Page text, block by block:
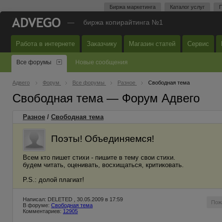
Биржа маркетинга Каталог услуг
— биржа копирайтинга №1
Работа в интернете Заказчику Магазин статей Сервис
Все форумы Новые сообщения
Адвего Форум Все форумы Разное Свободная тема
Свободная тема — Форум Адвего
Разное / Свободная тема
Поэты! Объединяемся!
Всем кто пишет стихи - пишите в тему свои стихи.
будем читать, оценивать, восхищаться, критиковать.
P.S.: долой плагиат!
Написал: DELETED , 30.05.2009 в 17:59
В форуме: Свободная тема
Комментариев: 12905